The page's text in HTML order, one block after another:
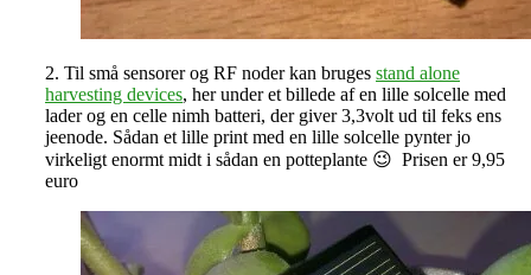
2. Til små sensorer og RF noder kan bruges stand alone
harvesting devices, her under et billede af en lille solcelle med
lader og en celle nimh batteri, der giver 3,3volt ud til feks ens
jeenode. Sådan et lille print med en lille solcelle pynter jo
virkeligt enormt midt i sådan en potteplante 😉 Prisen er 9,95
euro